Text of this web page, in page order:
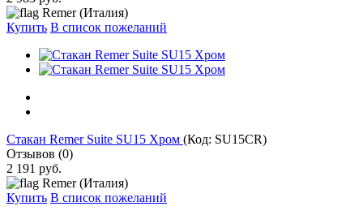
Remer (Италия)
Купить В список пожеланий
Стакан Remer Suite SU15 Хром (Код: SU15CR)
Отзывов (0)
2 191 руб.
Remer (Италия)
Купить В список пожеланий